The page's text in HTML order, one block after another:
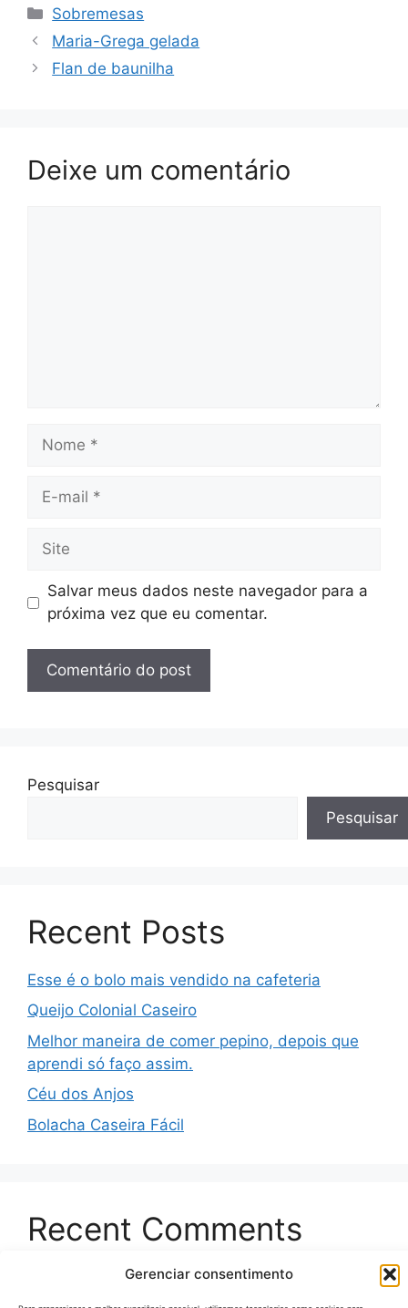
Gerenciar consentimento
Categorias
Sobremesas
Maria-Grega gelada
Flan de baunilha
Deixe um comentário
Nome
Site
Salvar meus dados neste navegador para a
próxima vez que eu comentar.
Pesquisar
Pesquisar
Recent Posts
Esse é o bolo mais vendido na cafeteria
Queijo Colonial Caseiro
Melhor maneira de comer pepino, depois que
aprendi só faço assim.
Céu dos Anjos
Bolacha Caseira Fácil
Recent Comments
Nenhum comentário para mostrar.